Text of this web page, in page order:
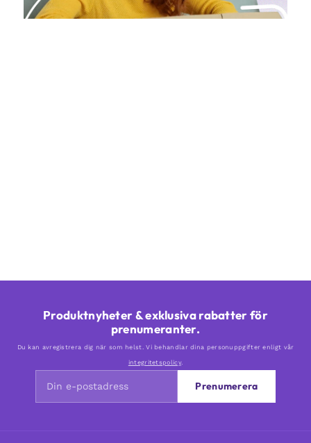
Produktnyheter & exklusiva rabatter för
prenumeranter.
Du kan avregistrera dig när som helst. Vi behandlar dina personuppgifter enligt vår
integritetspolicy.
Prenumerera